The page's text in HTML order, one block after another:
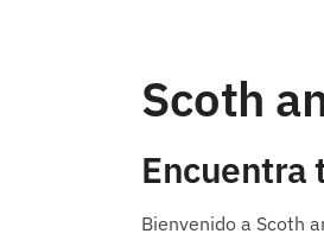
Scoth
Encuentra
Bienvenido a Scoth